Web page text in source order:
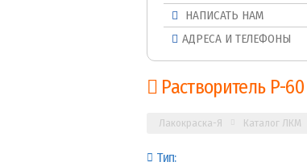
НАПИСАТЬ НАМ
АДРЕСА И ТЕЛЕФОНЫ
Растворитель Р-60
Лакокраска-Я Каталог ЛКМ
Тип: